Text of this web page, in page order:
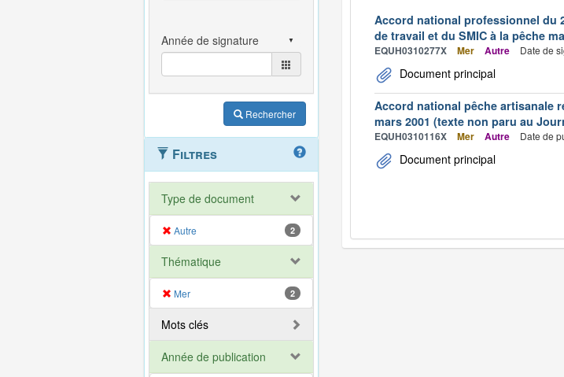
Rechercher
Filtres
Type de document
Autre 2
Thématique
Mer 2
Mots clés
Année de publication
Accord national professionnel du
de travail et du SMIC à la pêche
EQUH0310277X Mer Autre Date de
Document principal
Accord national pêche artisanale
mars 2001 (texte non paru au
EQUH0310116X Mer Autre Date de
Document principal